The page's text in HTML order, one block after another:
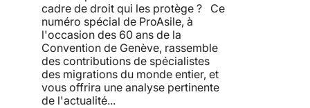
cadre de droit qui les protège ? Ce
numéro spécial de ProAsile, à
l'occasion des 60 ans de la
Convention de Genève, rassemble
des contributions de spécialistes
des migrations du monde entier, et
vous offrira une analyse pertinente
de l'actualité...